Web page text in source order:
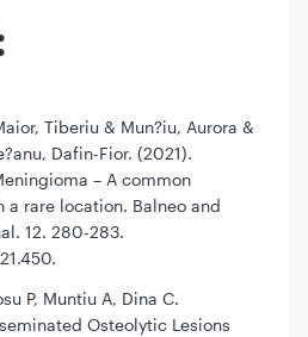
Tiberiu & Mun?iu, Aurora &
Dafin-Fior. (2021).
– A common
rare location. Balneo and
12. 280-283.
P, Muntiu A, Dina C.
Osteolytic Lesions